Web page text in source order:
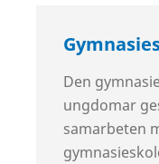
Den
ungdomar
samarbeten